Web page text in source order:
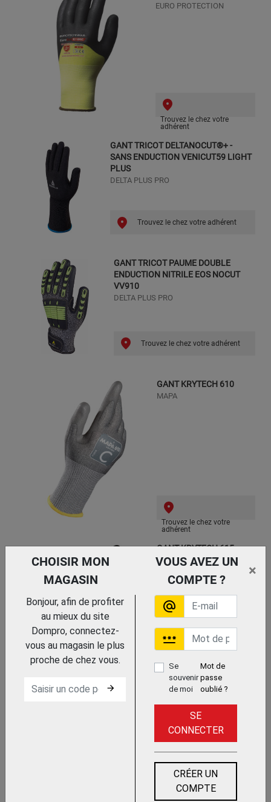
EURO PROTECTION
Trouvez le chez votre
adhérent
GANT TRICOT DELTANOCUT®+ -
SANS ENDUCTION VENICUT59 LIGHT
PLUS
DELTA PLUS PRO
Trouvez le chez votre adhérent
GANT TRICOT PAUME DOUBLE
ENDUCTION NITRILE EOS NOCUT
VV910
DELTA PLUS PRO
Trouvez le chez votre adhérent
GANT KRYTECH 610
MAPA
Trouvez le chez votre
adhérent
GANT KRYTECH 615
MAPA
Trouvez le chez votre
adhérent
GANT G-TEK® POLYKOR® X7™
CHOISIR MON
MAGASIN
VOUS AVEZ UN
COMPTE ?
×
Bonjour, afin de profiter
au mieux du site
Dompro, connectez-
vous au magasin le plus
proche de chez vous.
arrow_forward
alternate_email
password
Se
souvenir
de moi
Mot de
passe
oublié ?
SE
CONNECTER
CRÉER UN
COMPTE